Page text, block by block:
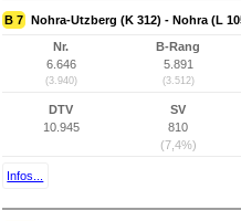
B 7 Nohra-Utzberg (K 312) - Nohra (L
Nr.
6.646
(3.940)
B-Rang
5.891
(3.512)
DTV
10.945
SV
810
(7,4%)
Infos...